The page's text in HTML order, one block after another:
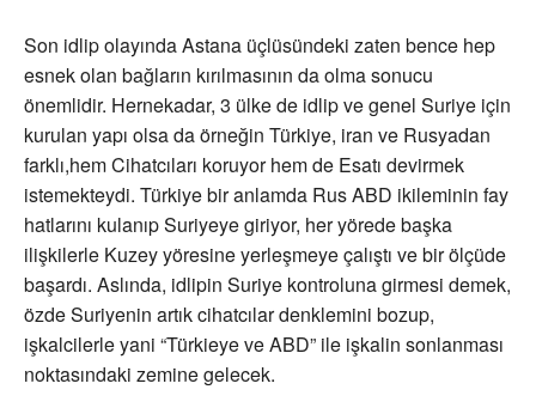
Son idlip olayında Astana üçlüsündeki zaten bence hep
esnek olan bağların kırılmasının da olma sonucu
önemlidir. Hernekadar, 3 ülke de idlip ve genel Suriye için
kurulan yapı olsa da örneğin Türkiye, iran ve Rusyadan
farklı,hem Cihatcıları koruyor hem de Esatı devirmek
istemekteydi. Türkiye bir anlamda Rus ABD ikileminin fay
hatlarını kulanıp Suriyeye giriyor, her yörede başka
ilişkilerle Kuzey yöresine yerleşmeye çalıştı ve bir ölçüde
başardı. Aslında, idlipin Suriye kontroluna girmesi demek,
özde Suriyenin artık cihatcılar denklemini bozup,
işkalcilerle yani “Türkieye ve ABD” ile işkalin sonlanması
noktasındaki zemine gelecek.